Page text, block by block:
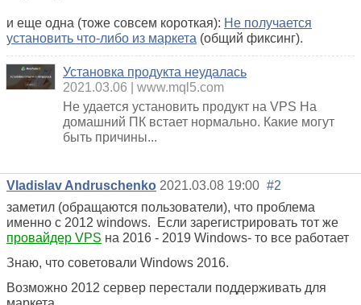
и еще одна (тоже совсем короткая): Не получается
установить что-либо из маркета (общий фиксинг).
Установка продукта неудалась
2021.03.06
www.mql5.com
Не удается установить продукт на VPS На
домашний ПК встает нормально. Какие могут
быть причины...
Vladislav Andruschenko 2021.03.08 19:00 #2
заметил (обращаются пользователи), что проблема
именно с 2012 windows. Если зарегистрировать тот же
провайдер VPS на 2016 - 2019 Windows- то все работает
Знаю, что советовали Windows 2016.
Возможно 2012 сервер перестали поддерживать для